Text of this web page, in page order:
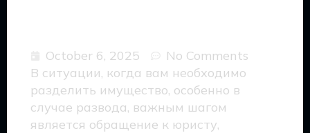
October 6, 2025
No Comments
В ситуации, когда вам необходимо
разделить имущество, особенно в
случае развода, важным шагом
является обращение к юристу,